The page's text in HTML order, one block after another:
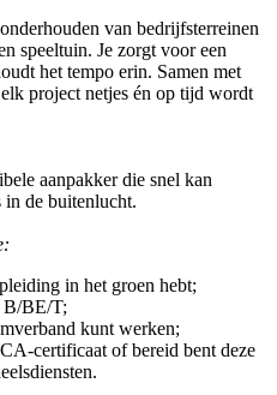
van bedrijfsterreinen
speeltuin. Je zorgt voor een
het tempo erin. Samen met
project netjes én op tijd wordt
aanpakker die snel kan
in de buitenlucht.
in het groen hebt;
B/BE/T;
kunt werken;
certificaat of bereid bent deze